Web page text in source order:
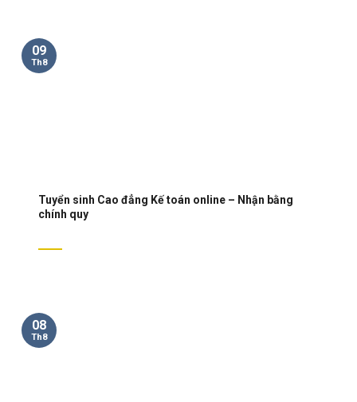
Tuyển sinh Cao đẳng Kế toán online – Nhận bằng
chính quy
09
Th8
08
Th8